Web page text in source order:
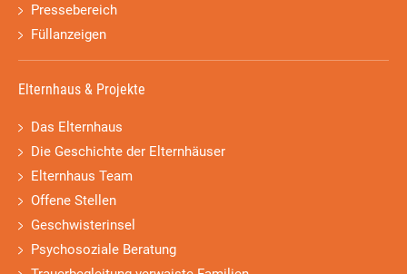
Pressebereich
Füllanzeigen
Elternhaus & Projekte
Das Elternhaus
Die Geschichte der Elternhäuser
Elternhaus Team
Offene Stellen
Geschwisterinsel
Psychosoziale Beratung